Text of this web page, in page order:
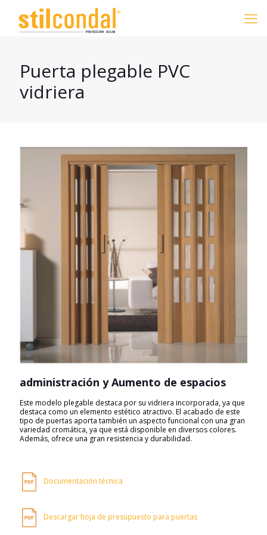
Puerta plegable PVC
vidriera
administración y Aumento de espacios
Este modelo plegable destaca por su vidriera incorporada, ya que
destaca como un elemento estético atractivo. El acabado de este
tipo de puertas aporta también un aspecto funcional con una gran
variedad cromática, ya que está disponible en diversos colores.
Además, ofrece una gran resistencia y durabilidad.
Documentación técnica
Descargar hoja de presupuesto para puertas